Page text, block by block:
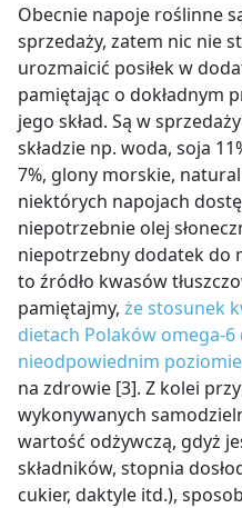
Obecnie napoje roślinne
sprzedaży, zatem nic nie
urozmaicić posiłek w
pamiętając o dokładnym
jego skład. Są w
składzie np. woda, soja
7%, glony morskie,
niektórych napojach
niepotrzebnie olej
niepotrzebny dodatek do
to źródło kwasów
pamiętajmy, że stosunek
dietach Polaków omega-
nieodpowiednim
na zdrowie [3]. Z kolei
wykonywanych
wartość odżywczą, gdyż
składników, stopnia
cukier, daktyle itd.),